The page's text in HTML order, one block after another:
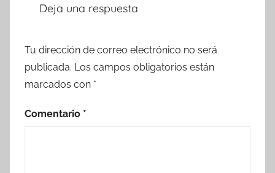
Deja una respuesta
Tu dirección de correo electrónico no será
publicada. Los campos obligatorios están
marcados con *
Comentario *